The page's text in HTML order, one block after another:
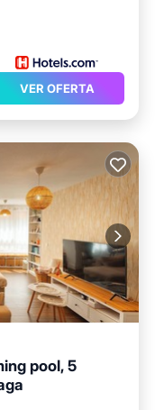
VER OFERTA
pool, 5